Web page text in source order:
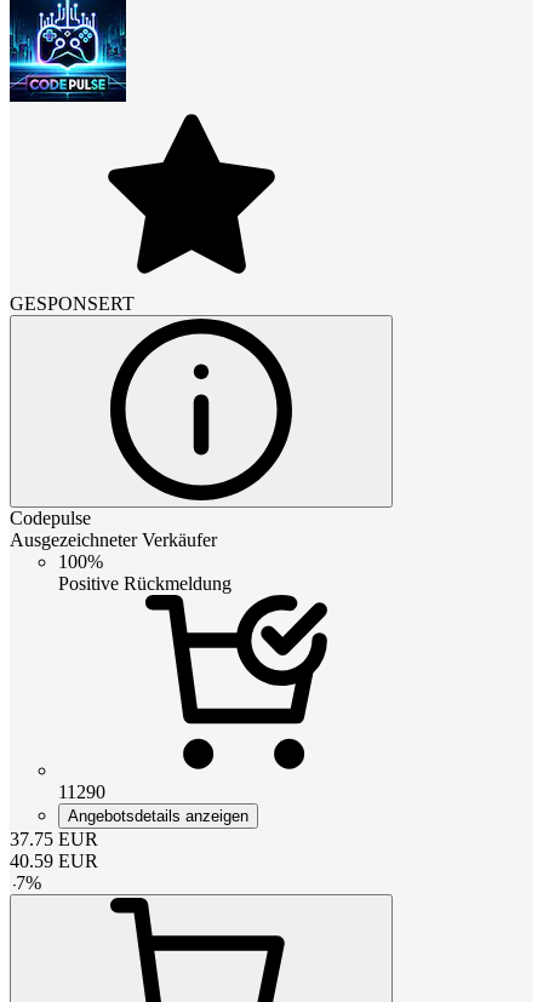
GESPONSERT
Codepulse
Ausgezeichneter Verkäufer
100%
Positive Rückmeldung
11290
Angebotsdetails anzeigen
37.75 EUR
40.59 EUR
-7%